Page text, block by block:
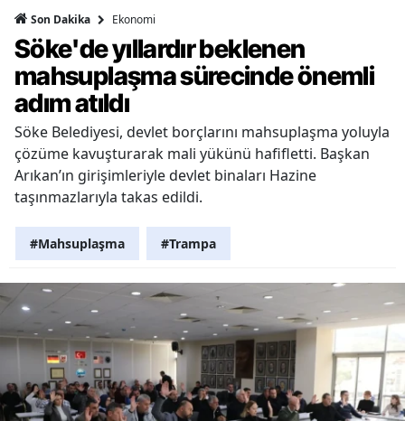
Son Dakika Ekonomi
Söke'de yıllardır beklenen
mahsuplaşma sürecinde önemli
adım atıldı
Söke Belediyesi, devlet borçlarını mahsuplaşma yoluyla
çözüme kavuşturarak mali yükünü hafifletti. Başkan
Arıkan’ın girişimleriyle devlet binaları Hazine
taşınmazlarıyla takas edildi.
#Mahsuplaşma #Trampa